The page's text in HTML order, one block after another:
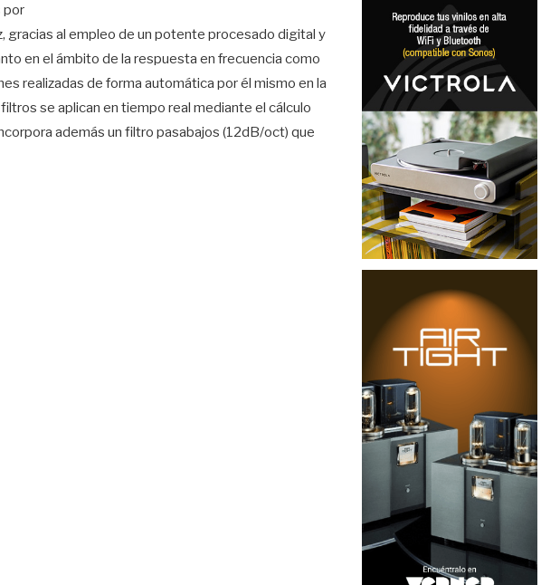
por
gracias al empleo de un potente procesado digital y
en el ámbito de la respuesta en frecuencia como
realizadas de forma automática por él mismo en la
se aplican en tiempo real mediante el cálculo
además un filtro pasabajos (12dB/oct) que